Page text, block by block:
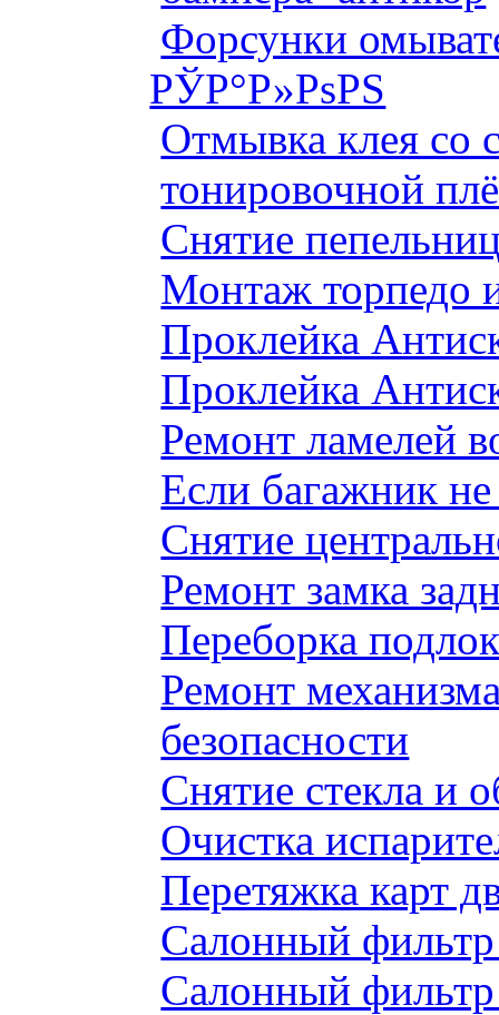
Форсунки
РЎР°Р»РѕРЅ
Отмывка клея со
тонировочной
Снятие
Монтаж торпедо
Проклейка
Проклейка
Ремонт ламелей
Если багажник
Снятие
Ремонт замка
Переборка
Ремонт
безопасности
Снятие стекла и
Очистка
Перетяжка карт
Салонный фильтр
Салонный фильтр